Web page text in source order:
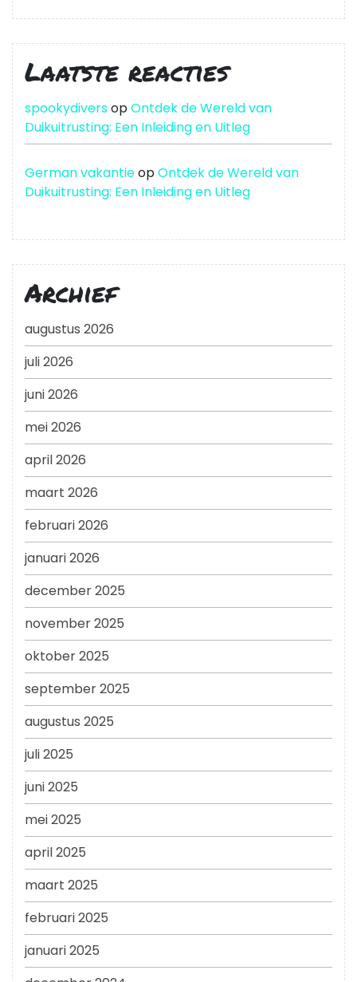
Laatste reacties
spookydiversopOntdek de Wereld van
Duikuitrusting: Een Inleiding en Uitleg
German vakantieopOntdek de Wereld van
Duikuitrusting: Een Inleiding en Uitleg
Archief
augustus 2026
juli 2026
juni 2026
mei 2026
april 2026
maart 2026
februari 2026
januari 2026
december 2025
november 2025
oktober 2025
september 2025
augustus 2025
juli 2025
juni 2025
mei 2025
april 2025
maart 2025
februari 2025
januari 2025